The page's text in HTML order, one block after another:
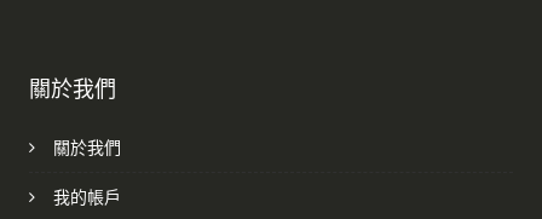
關於我們
關於我們
我的帳戶